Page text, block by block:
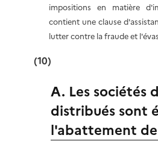
impositions en matière
contient une clause
lutter contre la fraude et
(10)
A. Les sociétés
distribués sont
l'abattement de